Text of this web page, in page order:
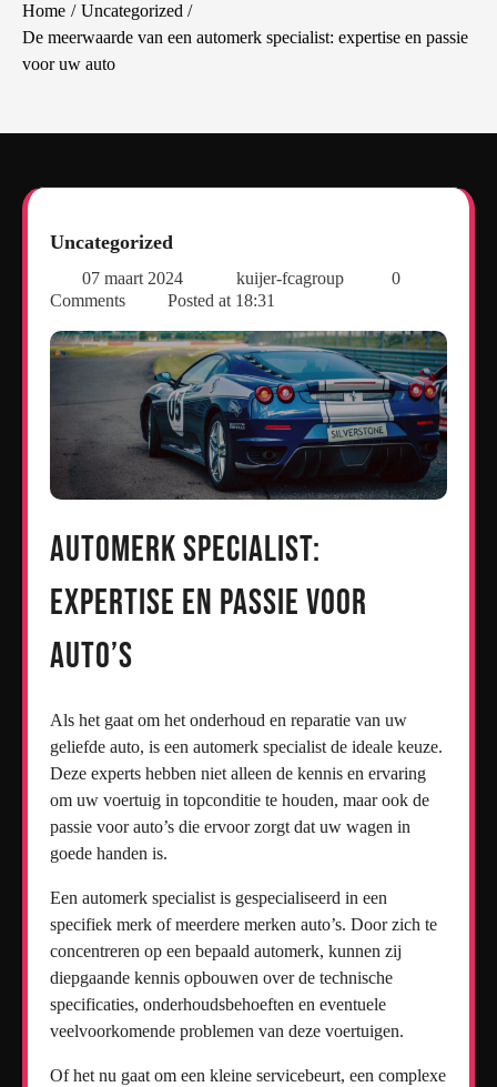
Home
Uncategorized
De meerwaarde van een automerk specialist: expertise en passie
voor uw auto
Uncategorized
07 maart 2024 kuijer-fcagroup
0
Comments
Posted at 18:31
Automerk Specialist:
Expertise en Passie voor
Auto’s
Als het gaat om het onderhoud en reparatie van uw
geliefde auto, is een automerk specialist de ideale keuze.
Deze experts hebben niet alleen de kennis en ervaring
om uw voertuig in topconditie te houden, maar ook de
passie voor auto’s die ervoor zorgt dat uw wagen in
goede handen is.
Een automerk specialist is gespecialiseerd in een
specifiek merk of meerdere merken auto’s. Door zich te
concentreren op een bepaald automerk, kunnen zij
diepgaande kennis opbouwen over de technische
specificaties, onderhoudsbehoeften en eventuele
veelvoorkomende problemen van deze voertuigen.
Of het nu gaat om een kleine servicebeurt, een complexe